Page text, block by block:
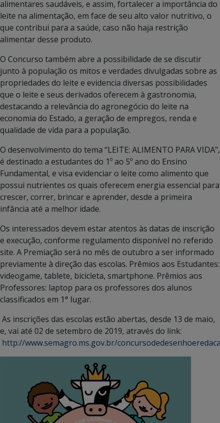
alimentares saudáveis, e assim, fortalecer a importância do
leite na alimentação, em face de seu alto valor nutritivo, o
que contribui para a saúde, caso não haja restrição
alimentar desse produto.
O Concurso também abre a possibilidade de se discutir
junto à população os mitos e verdades divulgadas sobre as
propriedades do leite e evidencia diversas possibilidades
que o leite e seus derivados oferecem à gastronomia,
destacando a relevância do agronegócio do leite na
economia do Estado, a geração de empregos, renda e
qualidade de vida para a população.
O desenvolvimento do tema “LEITE: ALIMENTO PARA VIDA”,
é destinado a estudantes do 1º ao 5º ano do Ensino
Fundamental, e visa evidenciar o leite como alimento que
possui nutrientes os quais oferecem energia essencial para
crescer, correr, brincar e aprender, desde a primeira
infância até a melhor idade.
Os interessados devem estar atentos às datas de inscrição
e execução, conforme regulamento disponível no referido
site. A Premiação será no mês de outubro a ser informado
previamente à direção das escolas. Prêmios aos Estudantes:
videogame, tablete, bicicleta, smartphone. Prêmios aos
Professores: laptop para os professores dos alunos
classificados em 1° lugar.
As inscrições das escolas estão abertas, desde 13 de maio,
e, vai até 02 de setembro de 2019, através do link:
http://www.semagro.ms.gov.br/